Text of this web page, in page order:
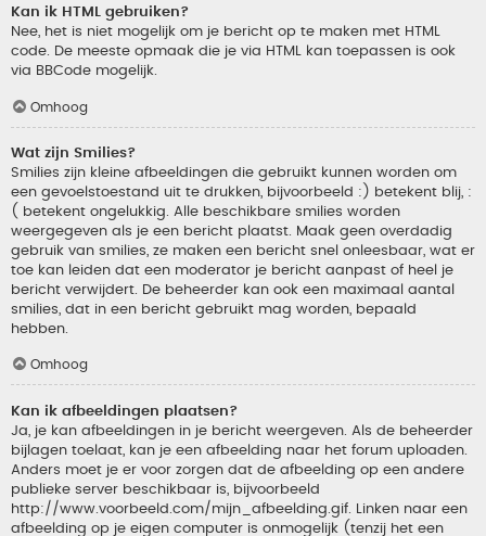
Kan ik HTML gebruiken?
Nee, het is niet mogelijk om je bericht op te maken met HTML
code. De meeste opmaak die je via HTML kan toepassen is ook
via BBCode mogelijk.
Omhoog
Wat zijn Smilies?
Smilies zijn kleine afbeeldingen die gebruikt kunnen worden om
een gevoelstoestand uit te drukken, bijvoorbeeld :) betekent blij, :
( betekent ongelukkig. Alle beschikbare smilies worden
weergegeven als je een bericht plaatst. Maak geen overdadig
gebruik van smilies, ze maken een bericht snel onleesbaar, wat er
toe kan leiden dat een moderator je bericht aanpast of heel je
bericht verwijdert. De beheerder kan ook een maximaal aantal
smilies, dat in een bericht gebruikt mag worden, bepaald
hebben.
Omhoog
Kan ik afbeeldingen plaatsen?
Ja, je kan afbeeldingen in je bericht weergeven. Als de beheerder
bijlagen toelaat, kan je een afbeelding naar het forum uploaden.
Anders moet je er voor zorgen dat de afbeelding op een andere
publieke server beschikbaar is, bijvoorbeeld
http://www.voorbeeld.com/mijn_afbeelding.gif. Linken naar een
afbeelding op je eigen computer is onmogelijk (tenzij het een